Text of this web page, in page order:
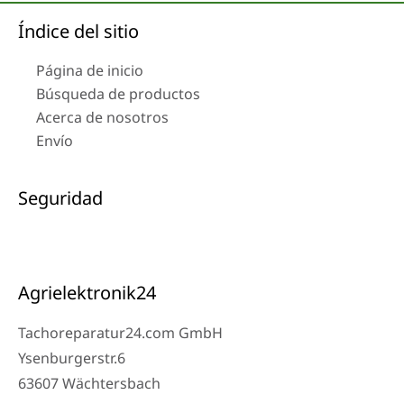
Índice del sitio
Página de inicio
Búsqueda de productos
Acerca de nosotros
Envío
Seguridad
Agrielektronik24
Tachoreparatur24.com GmbH
Ysenburgerstr.6
63607 Wächtersbach